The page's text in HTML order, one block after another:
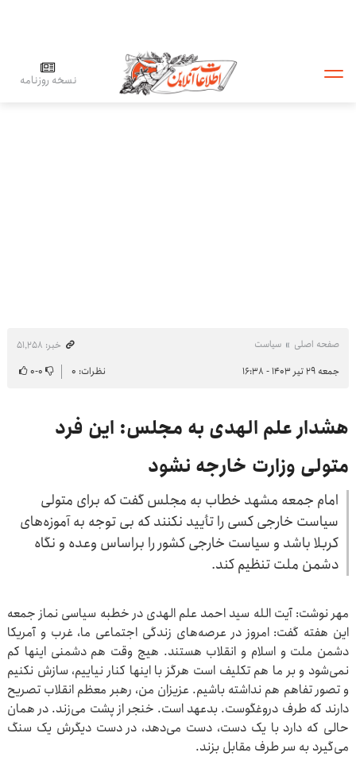
نسخه روزنامه
صفحه اصلی سیاست
خبر: ۵۱٬۲۵۸
جمعه ۲۹ تیر ۱۴۰۳ - ۱۶:۳۸
نظرات: ۰ ۰-۰
هشدار علم الهدی به مجلس: این فرد
متولی وزارت خارجه نشود
امام جمعه مشهد خطاب به مجلس گفت که برای متولی
سیاست خارجی کسی را تأیید نکنند که بی توجه به آموزه‌های
کربلا باشد و سیاست خارجی کشور را براساس وعده و نگاه
دشمن ملت تنظیم کند.
مهر نوشت: آیت الله سید احمد علم الهدی در خطبه سیاسی نماز جمعه
این هفته گفت: امروز در عرصه‌های زندگی اجتماعی ما، غرب و آمریکا
دشمن ملت و اسلام و انقلاب هستند. هیچ وقت هم دشمنی اینها کم
نمی‌شود و بر ما هم تکلیف است هرگز با اینها کنار نیاییم، سازش نکنیم
و تصور تفاهم هم نداشته باشیم. عزیزان من، رهبر معظم انقلاب تصریح
دارند که طرف دروغگوست. بدعهد است. خنجر از پشت می‌زند. در همان
حالی که دارد با یک دست، دست می‌دهد، در دست دیگرش یک سنگ
می‌گیرد به سر طرف مقابل بزند.